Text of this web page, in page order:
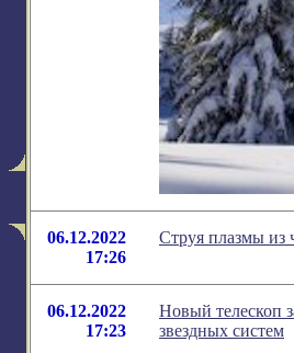
06.12.2022
17:26
Струя плазмы из
06.12.2022
17:23
Новый телескоп
звездных систем